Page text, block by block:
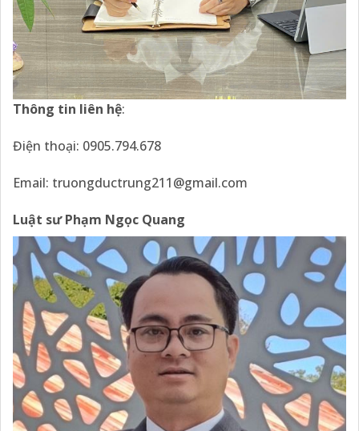
Thông tin liên hệ:
Điện thoại: 0905.794.678
Email: truongductrung211@gmail.com
Luật sư Phạm Ngọc Quang